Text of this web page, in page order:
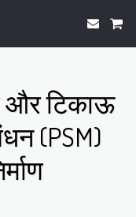
और टिकाऊ
(PSM)